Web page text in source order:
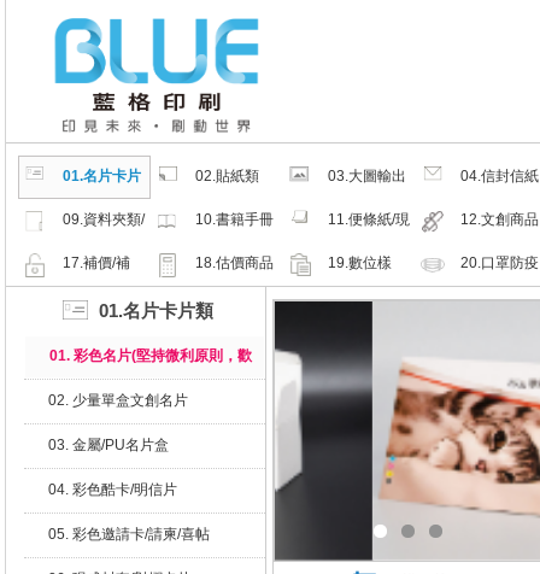
01.名片卡片
02.貼紙類
03.大圖輸出
04.信封信紙
09.資料夾類/
夾鏈密封袋
10.書籍手冊
11.便條紙/現
成品
12.文創商品
17.補價/補
18.估價商品 19.數位樣
20.口罩防疫
周邊商品
01.名片卡片類
01. 彩色名片(堅持微利原則，歡
02. 少量單盒文創名片
03. 金屬/PU名片盒
04. 彩色酷卡/明信片
05. 彩色邀請卡/請柬/喜帖